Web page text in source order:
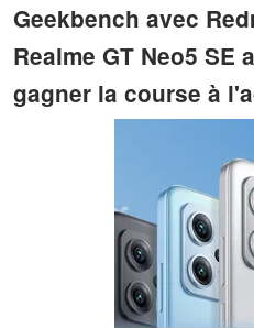
Geekbench avec
Realme GT Neo5 SE
gagner la course à